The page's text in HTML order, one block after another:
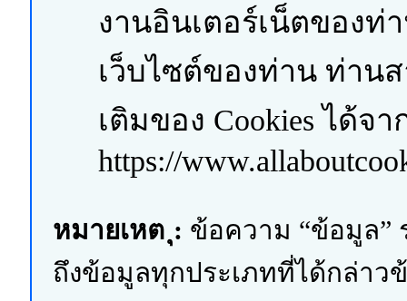
งานอินเตอร์เน็ตของท่
เว็บไซต์ของท่าน ท่าน
เติมของ Cookies ได้จา
https://
หมายเหต ุ: ข้อความ “ข้อมูล”
ถึงข้อมูลทุกประเภทที่ได้กล่าว